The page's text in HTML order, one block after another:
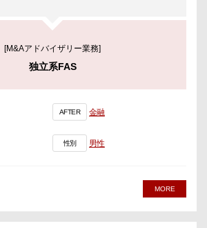
[M&Aアドバイザリー業務]
独立系FAS
AFTER 金融
性別 男性
MORE